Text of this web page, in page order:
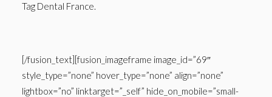
Tag Dental France.
[/fusion_text][fusion_imageframe image_id=”69″
style_type=”none” hover_type=”none” align=”none”
lightbox=”no” linktarget=”_self” hide_on_mobile=”small-